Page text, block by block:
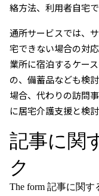
絡方法、利用者自宅
通所サービスでは、
宅できない場合の対
業所に宿泊するケー
の、備蓄品なども検
場合、代わりの訪問
に居宅介護支援と検